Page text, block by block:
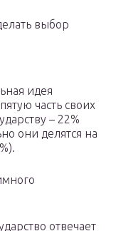
выбор
идея
часть своих
– 22%
они делятся на
отвечает